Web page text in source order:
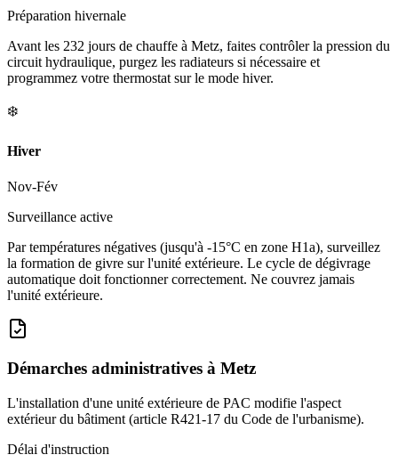
Préparation hivernale
Avant les 232 jours de chauffe à Metz, faites contrôler la pression du
circuit hydraulique, purgez les radiateurs si nécessaire et
programmez votre thermostat sur le mode hiver.
❄️
Hiver
Nov-Fév
Surveillance active
Par températures négatives (jusqu'à -15°C en zone H1a), surveillez
la formation de givre sur l'unité extérieure. Le cycle de dégivrage
automatique doit fonctionner correctement. Ne couvrez jamais
l'unité extérieure.
Démarches administratives à Metz
L'installation d'une unité extérieure de PAC modifie l'aspect
extérieur du bâtiment (article R421-17 du Code de l'urbanisme).
Délai d'instruction